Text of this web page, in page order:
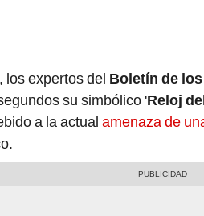
los expertos del Boletín de
su simbólico 'Reloj
a la actual amenaza de